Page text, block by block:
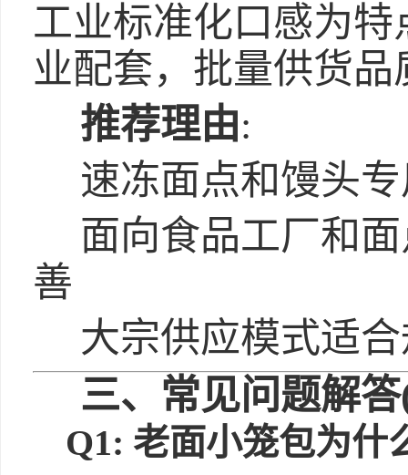
工业标准化口感为特
业配套，批量供货
推荐理由:
速冻面点和馒头
面向食品工厂和
善
大宗供应模式适
三、常见问题解
Q1: 老面小笼包为什